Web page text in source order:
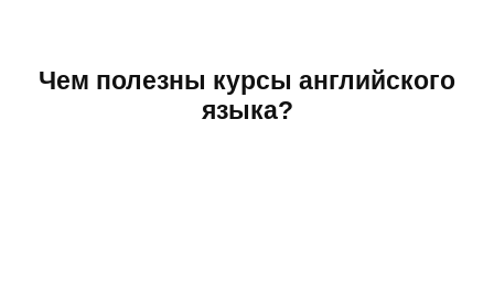
Чем полезны курсы английского
языка?